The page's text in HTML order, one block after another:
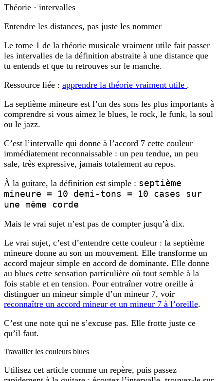
Théorie · intervalles
Entendre les distances, pas juste les nommer
Le tome 1 de la théorie musicale vraiment utile fait passer
les intervalles de la définition abstraite à une distance que
tu entends et que tu retrouves sur le manche.
Ressource liée : apprendre la théorie vraiment utile .
La septième mineure est l’un des sons les plus importants à
comprendre si vous aimez le blues, le rock, le funk, la soul
ou le jazz.
C’est l’intervalle qui donne à l’accord 7 cette couleur
immédiatement reconnaissable : un peu tendue, un peu
sale, très expressive, jamais totalement au repos.
À la guitare, la définition est simple : septième
mineure = 10 demi-tons = 10 cases sur
une même corde
Mais le vrai sujet n’est pas de compter jusqu’à dix.
Le vrai sujet, c’est d’entendre cette couleur : la septième
mineure donne au son un mouvement. Elle transforme un
accord majeur simple en accord de dominante. Elle donne
au blues cette sensation particulière où tout semble à la
fois stable et en tension. Pour entraîner votre oreille à
distinguer un mineur simple d’un mineur 7, voir
reconnaître un accord mineur et un mineur 7 à l’oreille.
C’est une note qui ne s’excuse pas. Elle frotte juste ce
qu’il faut.
Travailler les couleurs blues
Utilisez cet article comme un repère, puis passez